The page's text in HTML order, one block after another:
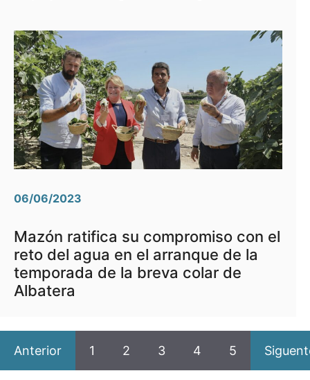
06/06/2023
Mazón ratifica su compromiso con el
reto del agua en el arranque de la
temporada de la breva colar de
Albatera
Anterior 1 2 3 4 5